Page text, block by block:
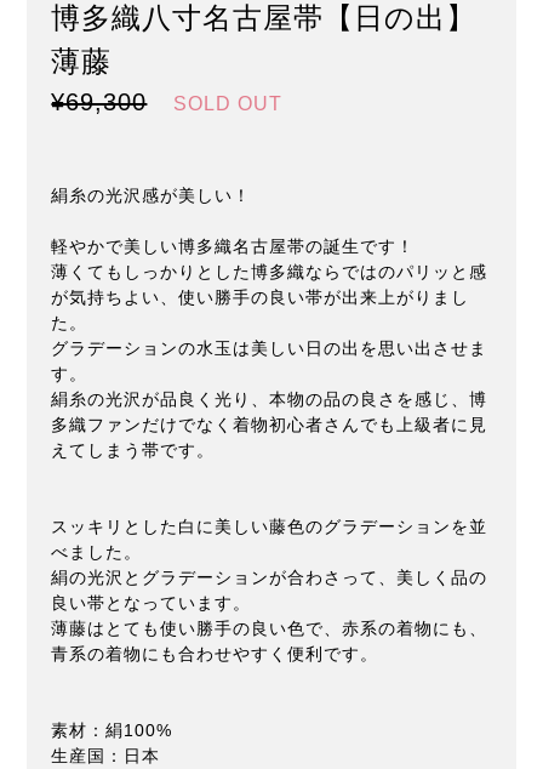
博多織八寸名古屋帯【日の出】
薄藤
¥69,300 SOLD OUT
絹糸の光沢感が美しい！
軽やかで美しい博多織名古屋帯の誕生です！
薄くてもしっかりとした博多織ならではのパリッと感
が気持ちよい、使い勝手の良い帯が出来上がりまし
た。
グラデーションの水玉は美しい日の出を思い出させま
す。
絹糸の光沢が品良く光り、本物の品の良さを感じ、博
多織ファンだけでなく着物初心者さんでも上級者に見
えてしまう帯です。
スッキリとした白に美しい藤色のグラデーションを並
べました。
絹の光沢とグラデーションが合わさって、美しく品の
良い帯となっています。
薄藤はとても使い勝手の良い色で、赤系の着物にも、
青系の着物にも合わせやすく便利です。
素材：絹100%
生産国：日本